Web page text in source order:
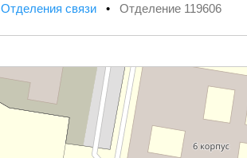
Отделения связи • Отделение 119606